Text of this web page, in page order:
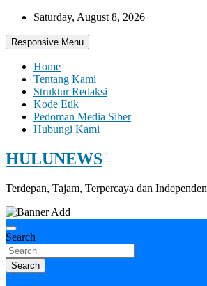
Skip
content
Saturday, August 8, 2026
Responsive Menu
Home
Tentang Kami
Struktur Redaksi
Kode Etik
Pedoman Media Siber
Hubungi Kami
HULUNEWS
Terdepan, Tajam, Terpercaya dan Independen
Search
Search